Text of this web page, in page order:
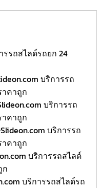
รรถสไลด์รถยก 24
บริการรถ
าคาถูก
บริการรถ
าคาถูก
บริการรถ
าคาถูก
บริการรถสไลด์
ก
บริการรถสไลด์รถ